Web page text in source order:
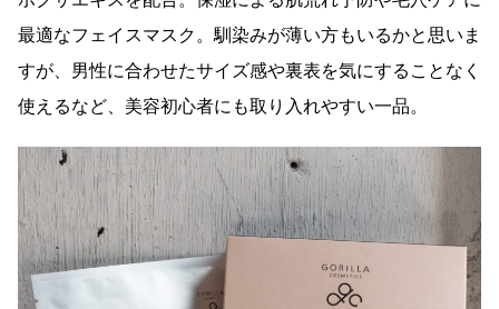
最適なフェイスマスク。馴染みが薄い方もいるかと思いま
すが、男性に合わせたサイズ感や裏表を気にすることなく
使えるなど、美容初心者にも取り入れやすい一品。